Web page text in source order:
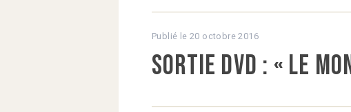
Publié le20 octobre 2016
Sortie DVD : « Le